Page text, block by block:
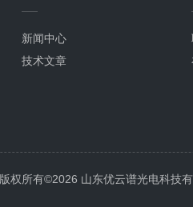
新闻中心
技术文章
版权所有©2026 山东优云谱光电科技